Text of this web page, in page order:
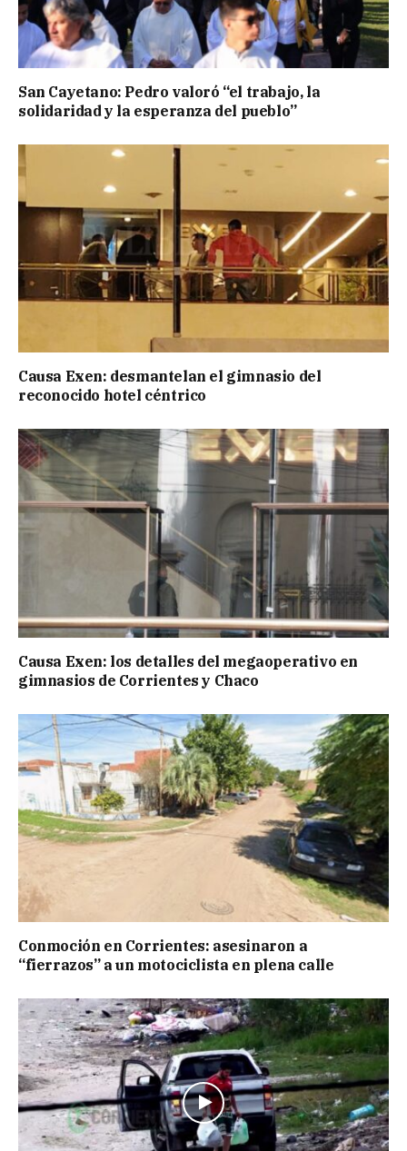
San Cayetano: Pedro valoró “el trabajo, la
solidaridad y la esperanza del pueblo”
Causa Exen: desmantelan el gimnasio del
reconocido hotel céntrico
Causa Exen: los detalles del megaoperativo en
gimnasios de Corrientes y Chaco
Conmoción en Corrientes: asesinaron a
“fierrazos” a un motociclista en plena calle